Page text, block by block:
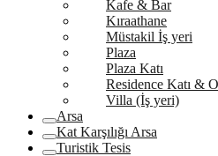
Kafe & Bar
Kıraathane
Müstakil İş yeri
Plaza
Plaza Katı
Residence Katı &
Villa (İş yeri)
Arsa
Kat Karşılığı Arsa
Turistik Tesis